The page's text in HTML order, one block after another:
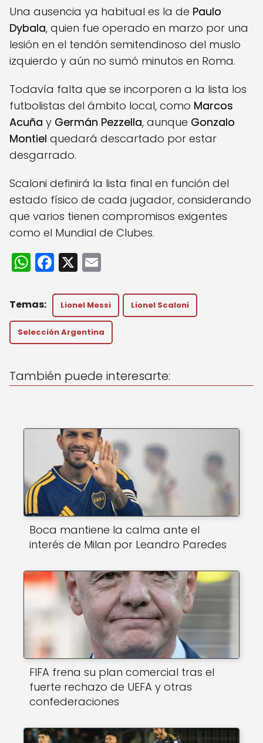
Una ausencia ya habitual es la de Paulo
Dybala, quien fue operado en marzo por una
lesión en el tendón semitendinoso del muslo
izquierdo y aún no sumó minutos en Roma.
Todavía falta que se incorporen a la lista los
futbolistas del ámbito local, como Marcos
Acuña y Germán Pezzella, aunque Gonzalo
Montiel quedará descartado por estar
desgarrado.
Scaloni definirá la lista final en función del
estado físico de cada jugador, considerando
que varios tienen compromisos exigentes
como el Mundial de Clubes.
W
h
a
ts
A
p
F
a
c
e
b
o
k
X
ai
l
Lionel Messi Lionel Scaloni
Selección Argentina
También puede interesarte:
Boca mantiene la calma ante el
interés de Milan por Leandro Paredes
FIFA frena su plan comercial tras el
fuerte rechazo de UEFA y otras
confederaciones